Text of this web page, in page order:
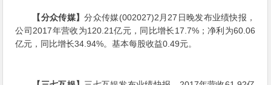
【分众传媒】分众传媒(002027)2月27日晚发布业绩快报，
公司2017年营收为120.21亿元，同比增长17.7%；净利为60.06
亿元，同比增长34.94%。基本每股收益0.49元。